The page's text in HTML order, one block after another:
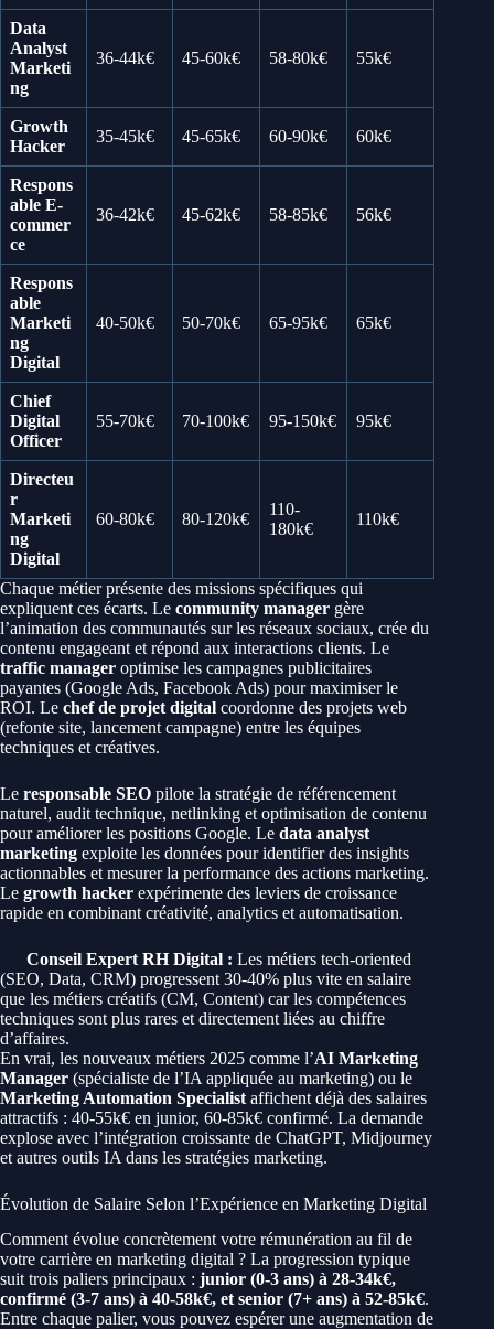
Data
Analyst
Marketi
ng
36-44k€ 45-60k€ 58-80k€ 55k€
Growth
Hacker
35-45k€ 45-65k€ 60-90k€ 60k€
Respons
able E-
commer
ce
36-42k€ 45-62k€ 58-85k€ 56k€
Respons
able
Marketi
ng
Digital
40-50k€ 50-70k€ 65-95k€ 65k€
Chief
Digital
Officer
55-70k€ 70-100k€ 95-150k€ 95k€
Directeu
r
Marketi
ng
Digital
60-80k€ 80-120k€
110-
180k€
110k€
Chaque métier présente des missions spécifiques qui
expliquent ces écarts. Le community manager gère
l’animation des communautés sur les réseaux sociaux, crée du
contenu engageant et répond aux interactions clients. Le
traffic manager optimise les campagnes publicitaires
payantes (Google Ads, Facebook Ads) pour maximiser le
ROI. Le chef de projet digital coordonne des projets web
(refonte site, lancement campagne) entre les équipes
techniques et créatives.
Le responsable SEO pilote la stratégie de référencement
naturel, audit technique, netlinking et optimisation de contenu
pour améliorer les positions Google. Le data analyst
marketing exploite les données pour identifier des insights
actionnables et mesurer la performance des actions marketing.
Le growth hacker expérimente des leviers de croissance
rapide en combinant créativité, analytics et automatisation.
Conseil Expert RH Digital : Les métiers tech-oriented
(SEO, Data, CRM) progressent 30-40% plus vite en salaire
que les métiers créatifs (CM, Content) car les compétences
techniques sont plus rares et directement liées au chiffre
d’affaires.
En vrai, les nouveaux métiers 2025 comme l’AI Marketing
Manager (spécialiste de l’IA appliquée au marketing) ou le
Marketing Automation Specialist affichent déjà des salaires
attractifs : 40-55k€ en junior, 60-85k€ confirmé. La demande
explose avec l’intégration croissante de ChatGPT, Midjourney
et autres outils IA dans les stratégies marketing.
Évolution de Salaire Selon l’Expérience en Marketing Digital
Comment évolue concrètement votre rémunération au fil de
votre carrière en marketing digital ? La progression typique
suit trois paliers principaux : junior (0-3 ans) à 28-34k€,
confirmé (3-7 ans) à 40-58k€, et senior (7+ ans) à 52-85k€.
Entre chaque palier, vous pouvez espérer une augmentation de